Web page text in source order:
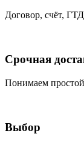
Договор, счёт,
Срочная
Понимаем
Выбор